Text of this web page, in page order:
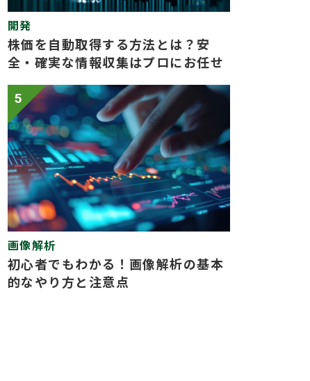
開発
株価を自動取得する方法とは？安
全・確実な情報収集はプロにお任せ
5
画像解析
初心者でもわかる！画像解析の基本
的なやり方と注意点